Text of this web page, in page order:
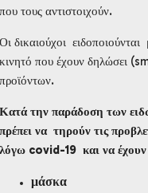
που τους αντιστοιχούν.
Οι δικαιούχοι
κινητό που έχουν δηλώσει
προϊόντων.
Κατά την παράδοση των
πρέπει να τηρούν τις
λόγω covid-19 και να
μάσκα